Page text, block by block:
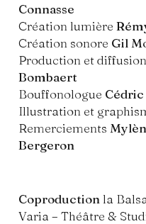
Connasse
Création lumière
Création sonore Gil
Production et diffusion
Bombaert
Bouffonologue
Illustration et
Remerciements
Bergeron
Coproduction la
Varia – Théâtre &